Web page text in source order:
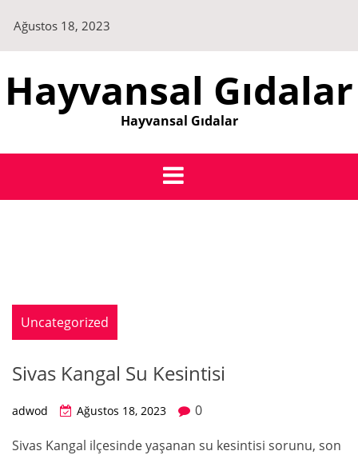
content
Ağustos 18, 2023
Hayvansal Gıdalar
Hayvansal Gıdalar
Uncategorized
Sivas Kangal Su Kesintisi
adwod Ağustos 18, 2023
0
Sivas Kangal ilçesinde yaşanan su kesintisi sorunu, son